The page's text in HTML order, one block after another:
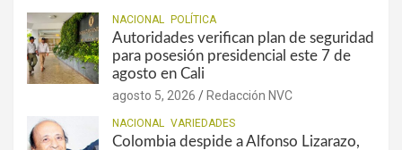
NACIONAL POLÍTICA
Autoridades verifican plan de seguridad
para posesión presidencial este 7 de
agosto en Cali
agosto 5, 2026 Redacción NVC
NACIONAL VARIEDADES
Colombia despide a Alfonso Lizarazo,